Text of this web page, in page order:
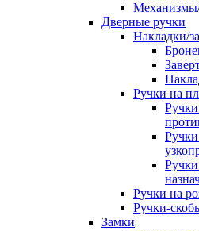
Дверные ручки
Накладки/
Ручки на
Ручки на
Ручки-
Замки